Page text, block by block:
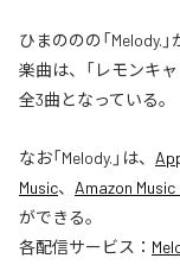
ひまののの「Melody.
楽曲は、「レモンキャ
全3曲となっている。
なお「Melody. 」は、
Music、 Amazon
ができる。
各配信サービス：